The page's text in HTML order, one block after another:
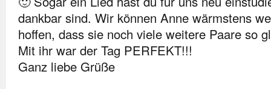
dankbar sind. Wir können Anne wärmstens
hoffen, dass sie noch viele weitere Paare so
Mit ihr war der Tag PERFEKT!!!
Ganz liebe Grüße